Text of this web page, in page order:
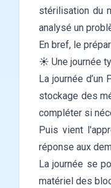
stérilisation du
analysé un
En bref, le
☀️ Une journée
La journée
stockage des
compléter si
Puis vient
réponse aux
La journée se
matériel des